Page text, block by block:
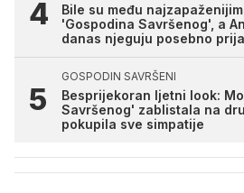
Bile su među
'Gospodina Savršenog', a
danas njeguju posebno
GOSPODIN SAVRŠENI
Besprijekoran ljetni look:
Savršenog' zablistala na
pokupila sve simpatije